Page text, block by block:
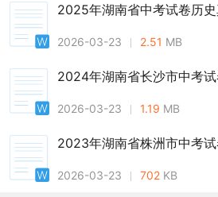
2025年湖南省中考试卷历史
2026-03-23 2.51 MB
2024年湖南省长沙市中考试
2026-03-23 1.19 MB
2023年湖南省株洲市中考试
2026-03-23 702 KB